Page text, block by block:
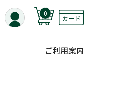
0
ご利用案内